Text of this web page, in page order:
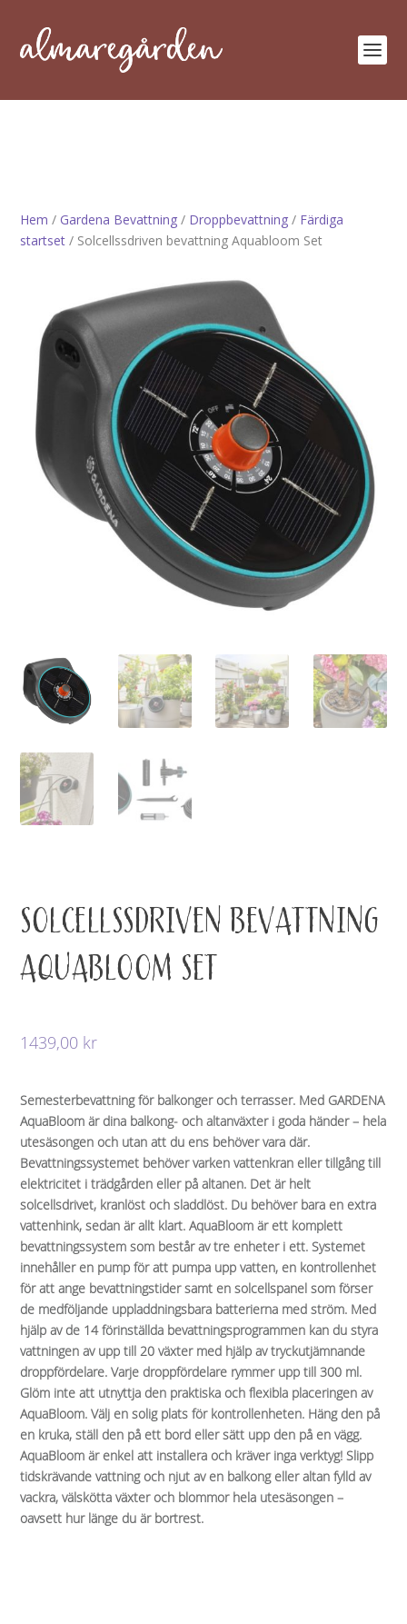
Hem / Gardena Bevattning / Droppbevattning / Färdiga
startset / Solcellssdriven bevattning Aquabloom Set
SOLCELLSSDRIVEN BEVATTNING
AQUABLOOM SET
1439,00 kr
Semesterbevattning för balkonger och terrasser. Med GARDENA
AquaBloom är dina balkong- och altanväxter i goda händer – hela
utesäsongen och utan att du ens behöver vara där.
Bevattningssystemet behöver varken vattenkran eller tillgång till
elektricitet i trädgården eller på altanen. Det är helt
solcellsdrivet, kranlöst och sladdlöst. Du behöver bara en extra
vattenhink, sedan är allt klart. AquaBloom är ett komplett
bevattningssystem som består av tre enheter i ett. Systemet
innehåller en pump för att pumpa upp vatten, en kontrollenhet
för att ange bevattningstider samt en solcellspanel som förser
de medföljande uppladdningsbara batterierna med ström. Med
hjälp av de 14 förinställda bevattningsprogrammen kan du styra
vattningen av upp till 20 växter med hjälp av tryckutjämnande
droppfördelare. Varje droppfördelare rymmer upp till 300 ml.
Glöm inte att utnyttja den praktiska och flexibla placeringen av
AquaBloom. Välj en solig plats för kontrollenheten. Häng den på
en kruka, ställ den på ett bord eller sätt upp den på en vägg.
AquaBloom är enkel att installera och kräver inga verktyg! Slipp
tidskrävande vattning och njut av en balkong eller altan fylld av
vackra, välskötta växter och blommor hela utesäsongen –
oavsett hur länge du är bortrest.